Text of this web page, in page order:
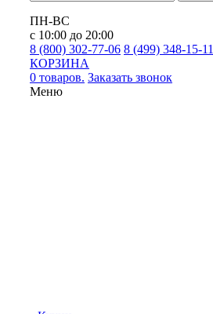
ПН-ВС
с 10:00 до 20:00
8 (800) 302-77-06 8 (499) 348-15-11
КОРЗИНА
0 товаров. Заказать звонок
Меню